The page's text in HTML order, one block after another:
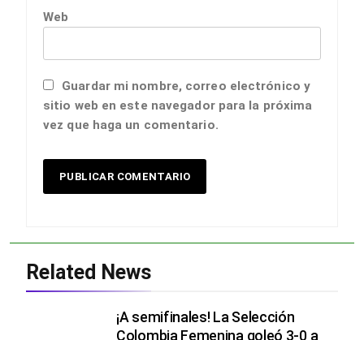
Web
Guardar mi nombre, correo electrónico y
sitio web en este navegador para la próxima
vez que haga un comentario.
Related News
¡A semifinales! La Selección
Colombia Femenina goleó 3-0 a